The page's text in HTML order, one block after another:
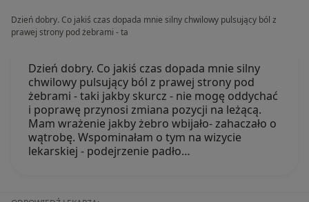
Dzień dobry. Co jakiś czas dopada mnie silny chwilowy pulsujący ból z
prawej strony pod żebrami - ta
Dzień dobry. Co jakiś czas dopada mnie silny
chwilowy pulsujący ból z prawej strony pod
żebrami - taki jakby skurcz - nie mogę oddychać
i poprawę przynosi zmiana pozycji na leżącą.
Mam wrażenie jakby żebro wbijało- zahaczało o
wątrobę. Wspominałam o tym na wizycie
lekarskiej - podejrzenie padło…